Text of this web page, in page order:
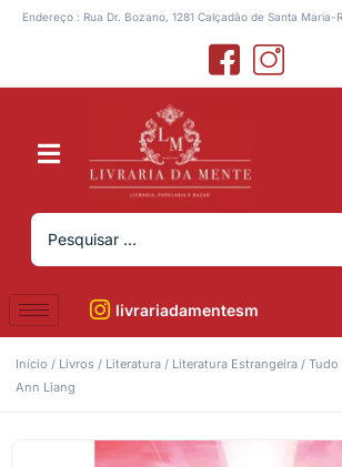
Endereço : Rua Dr. Bozano, 1281 Calçadão de Santa Maria-
livrariadamentesm
Início / Livros / Literatura / Literatura Estrangeira / Tudo
Ann Liang